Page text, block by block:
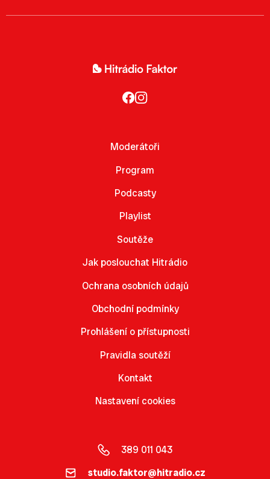
Moderátoři
Program
Podcasty
Playlist
Soutěže
Jak poslouchat Hitrádio
Ochrana osobních údajů
Obchodní podmínky
Prohlášení o přístupnosti
Pravidla soutěží
Kontakt
Nastavení cookies
389 011 043
studio.faktor@hitradio.cz